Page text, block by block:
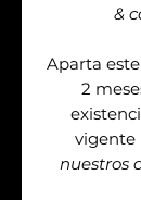
&
Aparta
2
vigente
nuestros